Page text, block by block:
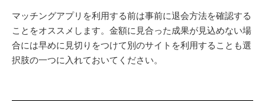
マッチングアプリを利用する前は事前に退会方法を確認する
ことをオススメします。金額に見合った成果が見込めない場
合には早めに見切りをつけて別のサイトを利用することも選
択肢の一つに入れておいてください。